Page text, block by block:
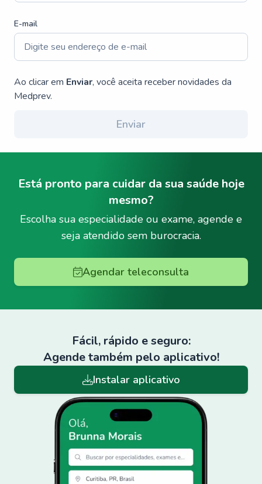
E-mail
Ao clicar em Enviar, você aceita receber novidades da
Medprev.
Enviar
Está pronto para cuidar da sua saúde hoje
mesmo?
Escolha sua especialidade ou exame, agende e
seja atendido sem burocracia.
Agendar teleconsulta
Fácil, rápido e seguro:
Agende também pelo aplicativo!
Instalar aplicativo